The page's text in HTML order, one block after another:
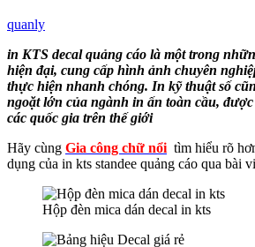
quanly
in KTS decal quảng cáo là một trong
hiện đại, cung cấp hình ảnh chuyên
thực hiện nhanh chóng. In kỹ thuật số
ngoặt lớn của ngành in ấn toàn cầu,
các quốc gia trên thế giới
Hãy cùng Gia công chữ nổi tìm hiểu rõ
dụng của in kts standee quảng cáo qua bài
Hộp đèn mica dán decal in kts